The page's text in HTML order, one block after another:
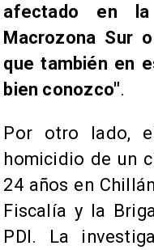
afectado en
Macrozona Sur
que también en
bien conozco".
Por otro lado,
homicidio de un
24 años en
Fiscalía y la
PDI. La